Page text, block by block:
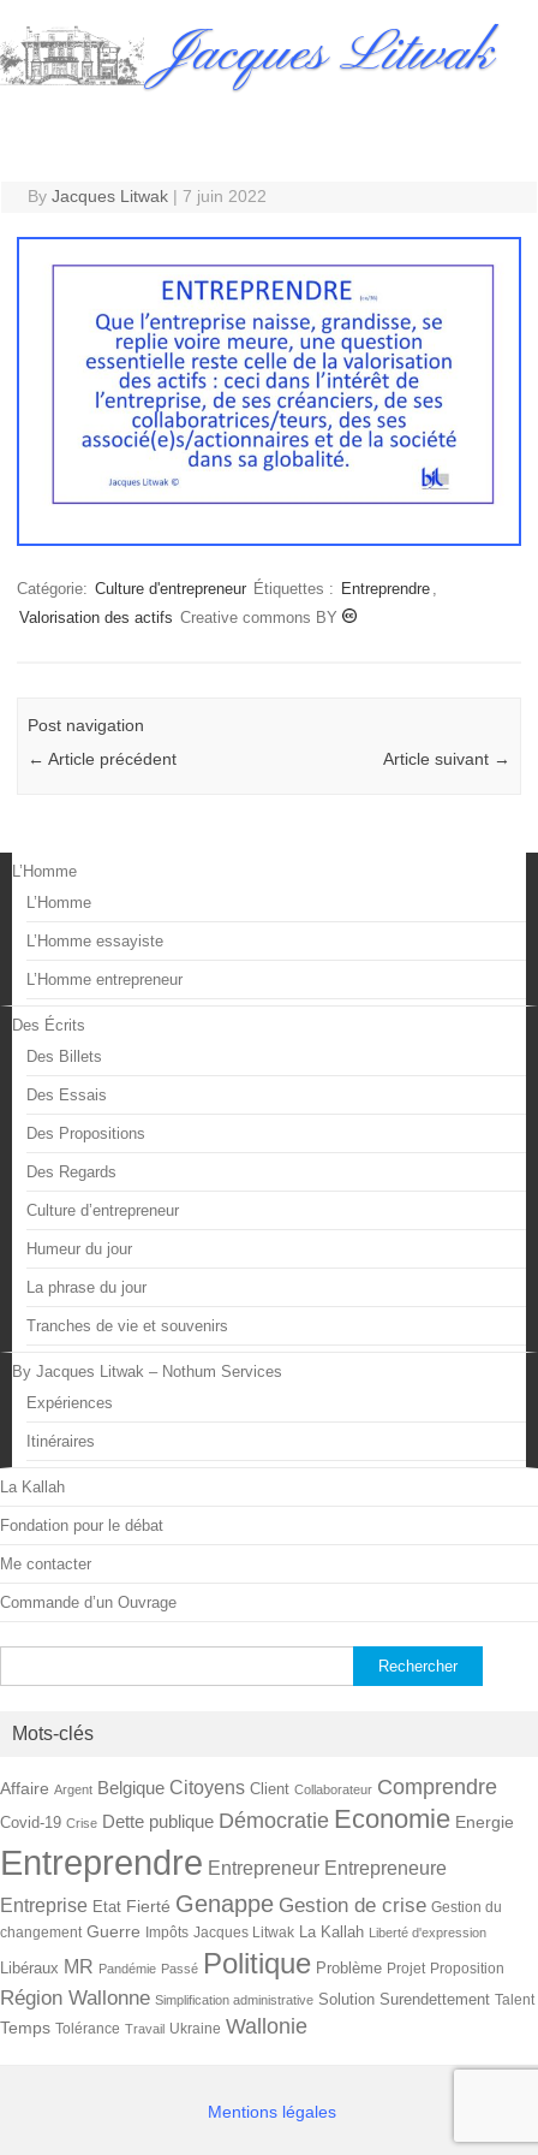
to
content
Jacques Litwak
By Jacques Litwak | 7 juin 2022
Catégorie: Culture d'entrepreneur Étiquettes : Entreprendre
Valorisation des actifs Creative commons BY
Post navigation
← Article précédent Article suivant →
L’Homme
L’Homme
L’Homme essayiste
L’Homme entrepreneur
Des Écrits
Des Billets
Des Essais
Des Propositions
Des Regards
Culture d’entrepreneur
Humeur du jour
La phrase du jour
Tranches de vie et souvenirs
By Jacques Litwak – Nothum Services
Expériences
Itinéraires
La Kallah
Fondation pour le débat
Me contacter
Commande d’un Ouvrage
Mots-clés
Affaire Argent Belgique Citoyens Client Collaborateur Comprendre
Covid-19 Crise Dette publique Démocratie Economie Energie
Entreprendre Entrepreneur Entrepreneure
Entreprise Etat Fierté Genappe Gestion de crise Gestion du
changement Guerre Impôts Jacques Litwak La Kallah Liberté d'expression
Libéraux MR Pandémie Passé Politique Problème Projet Proposition
Région Wallonne Simplification administrative Solution Surendettement Talent
Temps Tolérance Travail Ukraine Wallonie
Mentions légales